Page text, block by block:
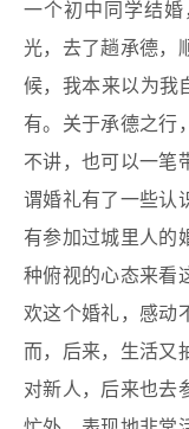
一个初中同学结
光，去了趟承德，
候，我本来以为我
有。关于承德之行
不讲，也可以一笔
谓婚礼有了一些认
有参加过城里人的
种俯视的心态来看
欢这个婚礼，感动
而，后来，生活又
对新人，后来也去